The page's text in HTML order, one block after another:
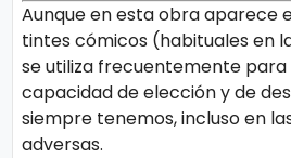
Aunque en esta obra aparece
tintes cómicos (habituales en
se utiliza frecuentemente
capacidad de elección y de
siempre tenemos, incluso en
adversas.